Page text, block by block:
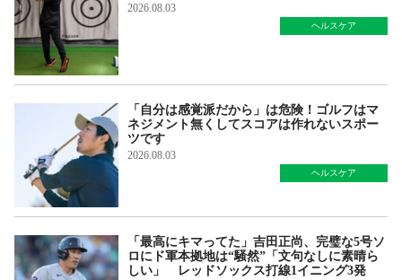
2026.08.03
ヘルスケア
「自分は感覚派だから」は危険！ゴルフはマ
ネジメント無くしてスコアは作れないスポー
ツです
2026.08.03
ヘルスケア
「最高にキマってた」吉田正尚、完璧な5号ソ
ロにド軍本拠地は“騒然”「文句なしに素晴ら
しい」 レッドソックス打線1イニング3発